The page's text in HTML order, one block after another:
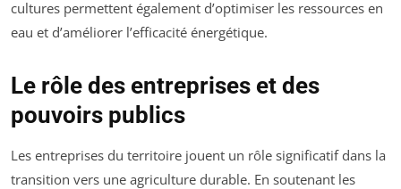
cultures permettent également d’optimiser les ressources en
eau et d’améliorer l’efficacité énergétique.
Le rôle des entreprises et des
pouvoirs publics
Les entreprises du territoire jouent un rôle significatif dans la
transition vers une agriculture durable. En soutenant les